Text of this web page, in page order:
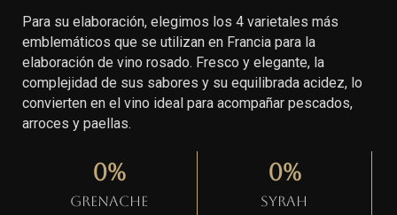
Para su elaboración, elegimos los 4 varietales más
emblemáticos que se utilizan en Francia para la
elaboración de vino rosado. Fresco y elegante, la
complejidad de sus sabores y su equilibrada acidez, lo
convierten en el vino ideal para acompañar pescados,
arroces y paellas.
Grenache
0%
Syrah
0%